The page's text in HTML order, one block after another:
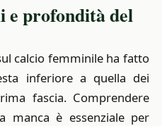
profondità del
calcio femminile ha fatto
inferiore a quella dei
fascia. Comprendere
manca è essenziale per